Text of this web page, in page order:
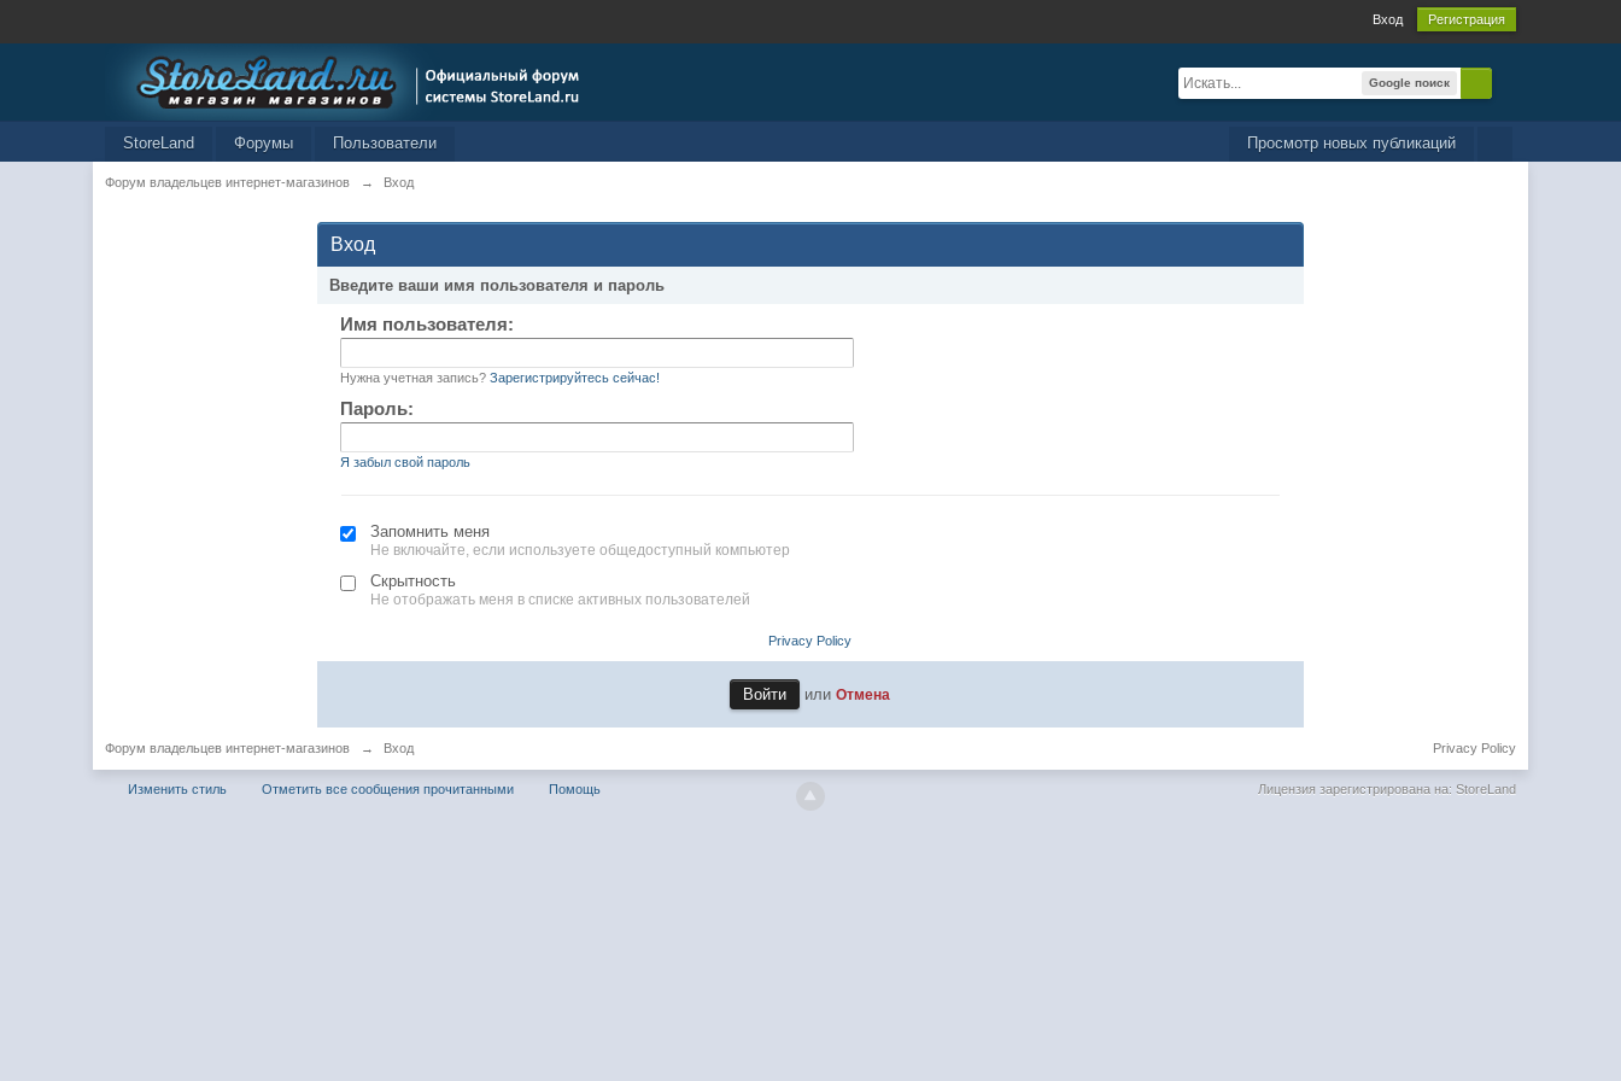
Вход Регистрация
Google поиск
Просмотр новых публикаций
StoreLand Форумы Пользователи
Форум владельцев интернет-магазинов → Вход
Вход
Введите ваши имя пользователя и пароль
Имя пользователя:
Нужна учетная запись? Зарегистрируйтесь сейчас!
Пароль:
Я забыл свой пароль
Запомнить меня
Не включайте, если используете общедоступный компьютер
Скрытность
Не отображать меня в списке активных пользователей
Privacy Policy
илиОтмена
Форум владельцев интернет-магазинов → Вход Privacy Policy
Изменить стиль Отметить все сообщения прочитанными Помощь Лицензия зарегистрирована на: StoreLand